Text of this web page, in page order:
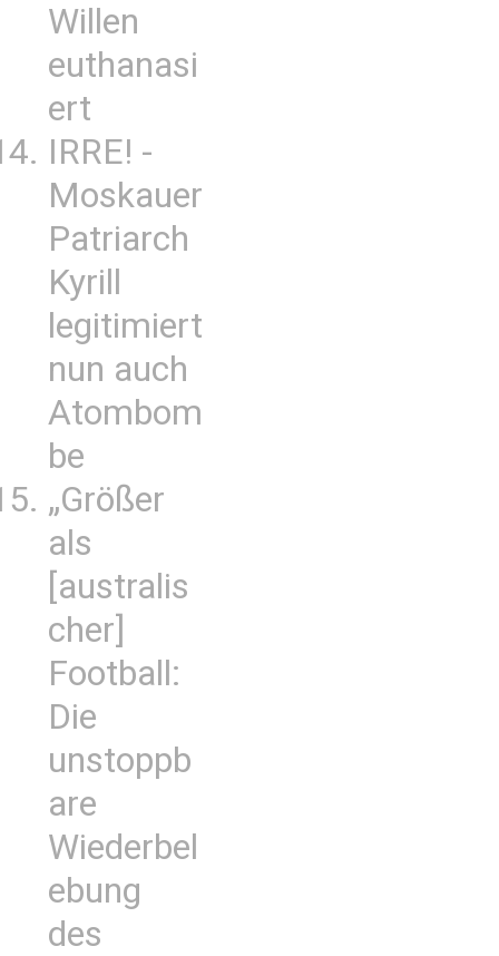
Willen
euthanasi
ert
IRRE! -
Moskauer
Patriarch
Kyrill
legitimiert
nun auch
Atombom
be
„Größer
als
[australis
cher]
Football:
Die
unstoppb
are
Wiederbel
ebung
des